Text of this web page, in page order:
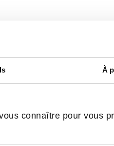
À
connaître pour vous
Lenôtre –
et la
et le
marque.»,
Le Duff.